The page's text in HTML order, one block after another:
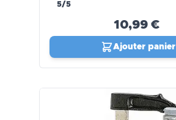
5/5
10,99 €
Ajouter panier